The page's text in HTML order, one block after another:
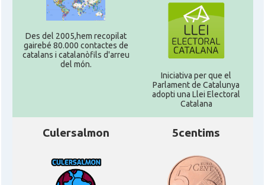
Des del 2005,hem recopilat
gairebé 80.000 contactes de
catalans i catalanòfils d'arreu
del món.
Iniciativa per que el
Parlament de Catalunya
adopti una Llei Electoral
Catalana
Culersalmon 5centims